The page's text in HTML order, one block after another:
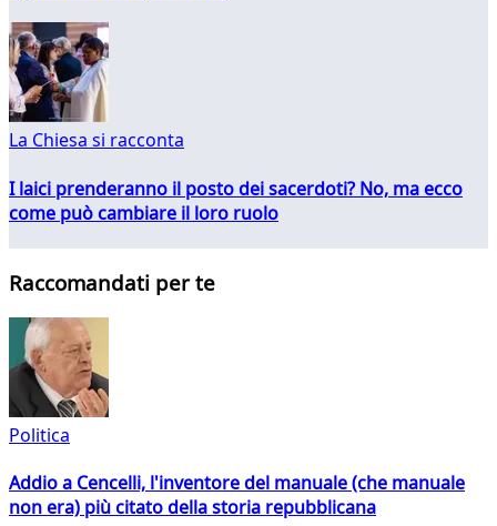
La Chiesa si racconta
I laici prenderanno il posto dei sacerdoti? No, ma ecco
come può cambiare il loro ruolo
Raccomandati per te
Politica
Addio a Cencelli, l'inventore del manuale (che manuale
non era) più citato della storia repubblicana